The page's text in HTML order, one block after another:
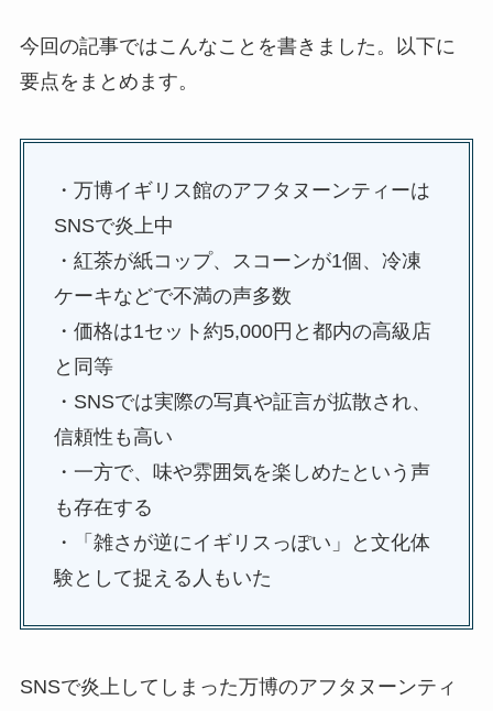
今回の記事ではこんなことを書きました。以下に
要点をまとめます。
・万博イギリス館のアフタヌーンティーは
SNSで炎上中
・紅茶が紙コップ、スコーンが1個、冷凍
ケーキなどで不満の声多数
・価格は1セット約5,000円と都内の高級店
と同等
・SNSでは実際の写真や証言が拡散され、
信頼性も高い
・一方で、味や雰囲気を楽しめたという声
も存在する
・「雑さが逆にイギリスっぽい」と文化体
験として捉える人もいた
SNSで炎上してしまった万博のアフタヌーンティ